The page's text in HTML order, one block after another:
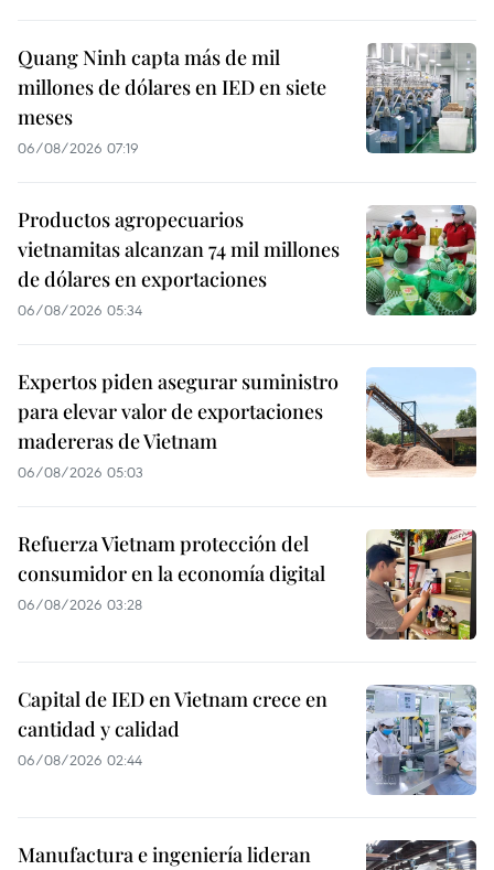
Quang Ninh capta más de mil
millones de dólares en IED en siete
meses
06/08/2026 07:19
Productos agropecuarios
vietnamitas alcanzan 74 mil millones
de dólares en exportaciones
06/08/2026 05:34
Expertos piden asegurar suministro
para elevar valor de exportaciones
madereras de Vietnam
06/08/2026 05:03
Refuerza Vietnam protección del
consumidor en la economía digital
06/08/2026 03:28
Capital de IED en Vietnam crece en
cantidad y calidad
06/08/2026 02:44
Manufactura e ingeniería lideran